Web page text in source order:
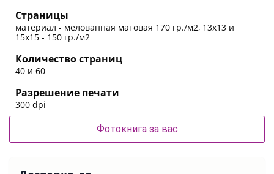
Страницы
материал - мелованная матовая 170 гр./м2, 13х13 и
15х15 - 150 гр./м2
Количество страниц
40 и 60
Разрешение печати
300 dpi
Фотокнига за вас